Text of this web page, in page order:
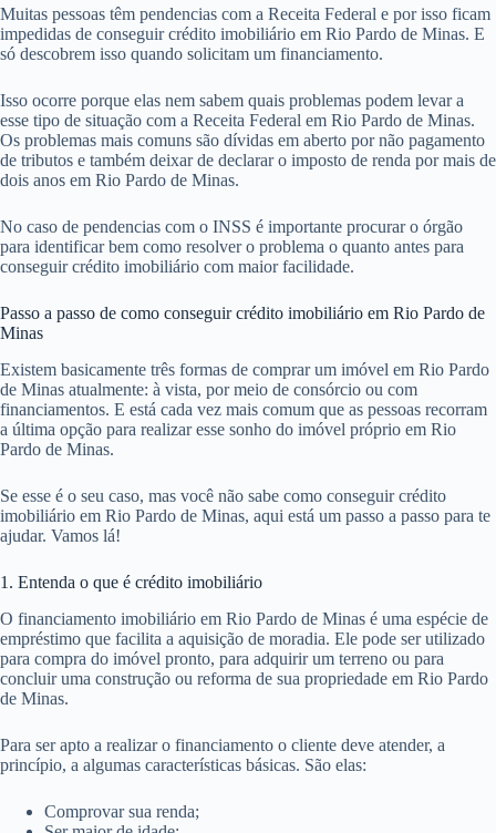
Muitas pessoas têm pendencias com a Receita Federal e por isso ficam
impedidas de conseguir crédito imobiliário em Rio Pardo de Minas. E
só descobrem isso quando solicitam um financiamento.
Isso ocorre porque elas nem sabem quais problemas podem levar a
esse tipo de situação com a Receita Federal em Rio Pardo de Minas.
Os problemas mais comuns são dívidas em aberto por não pagamento
de tributos e também deixar de declarar o imposto de renda por mais de
dois anos em Rio Pardo de Minas.
No caso de pendencias com o INSS é importante procurar o órgão
para identificar bem como resolver o problema o quanto antes para
conseguir crédito imobiliário com maior facilidade.
Passo a passo de como conseguir crédito imobiliário em Rio Pardo de
Minas
Existem basicamente três formas de comprar um imóvel em Rio Pardo
de Minas atualmente: à vista, por meio de consórcio ou com
financiamentos. E está cada vez mais comum que as pessoas recorram
a última opção para realizar esse sonho do imóvel próprio em Rio
Pardo de Minas.
Se esse é o seu caso, mas você não sabe como conseguir crédito
imobiliário em Rio Pardo de Minas, aqui está um passo a passo para te
ajudar. Vamos lá!
1. Entenda o que é crédito imobiliário
O financiamento imobiliário em Rio Pardo de Minas é uma espécie de
empréstimo que facilita a aquisição de moradia. Ele pode ser utilizado
para compra do imóvel pronto, para adquirir um terreno ou para
concluir uma construção ou reforma de sua propriedade em Rio Pardo
de Minas.
Para ser apto a realizar o financiamento o cliente deve atender, a
princípio, a algumas características básicas. São elas:
Comprovar sua renda;